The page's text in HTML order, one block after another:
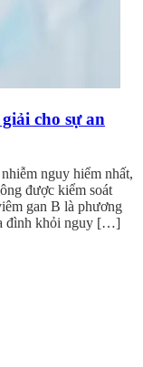
cho sự an
nguy hiểm nhất,
được kiểm soát
gan B là phương
đình khỏi nguy […]